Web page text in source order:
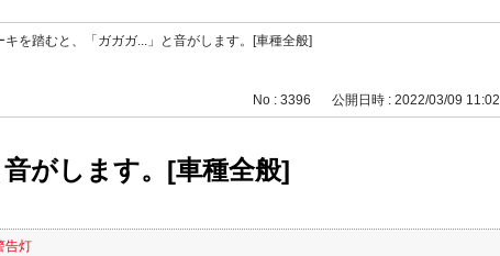
を踏むと、「ガガガ...」と音がします。[車種全般]
No : 3396 公開日時 : 2022/03/09 11:02
がします。[車種全般]
告灯